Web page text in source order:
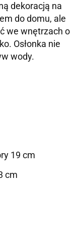
dekoracją na
do domu, ale
we wnętrzach o
Osłonka nie
wody.
19 cm
cm